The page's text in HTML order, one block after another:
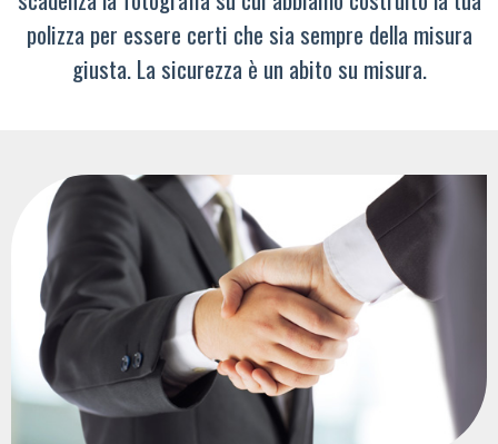
polizza per essere certi che sia sempre della misura
giusta. La sicurezza è un abito su misura.